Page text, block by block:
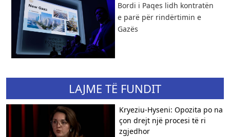
Bordi i Paqes lidh kontratën
e parë për rindërtimin e
Gazës
LAJME TË FUNDIT
Kryeziu-Hyseni: Opozita po na
çon drejt një procesi të ri
zgjedhor